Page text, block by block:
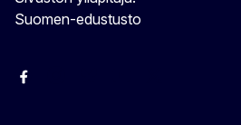
Suomen-edustusto
Facebook